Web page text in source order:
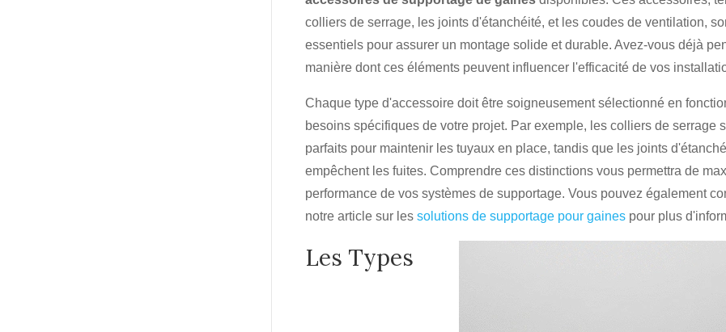
colliers de serrage, les joints d'étanchéité, et les coudes de ventilation,
essentiels pour assurer un montage solide et durable. Avez-vous déjà
manière dont ces éléments peuvent influencer l'efficacité de vos
Chaque type d'accessoire doit être soigneusement sélectionné en
besoins spécifiques de votre projet. Par exemple, les colliers de serrage
parfaits pour maintenir les tuyaux en place, tandis que les joints
empêchent les fuites. Comprendre ces distinctions vous permettra de
performance de vos systèmes de supportage. Vous pouvez également
notre article sur les solutions de supportage pour gaines pour plus
Les Types